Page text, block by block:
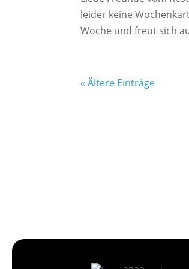
leider keine
Woche und freut sich
« Ältere Einträge